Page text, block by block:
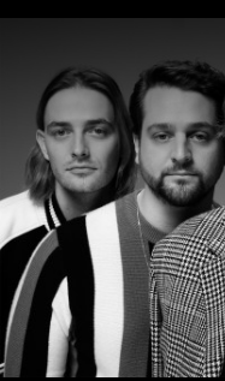
Joywave
Home News
Pressebilder 2022